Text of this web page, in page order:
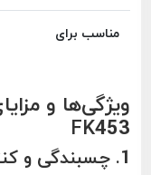
مناسب برای
FK453
1. چسبندگی و